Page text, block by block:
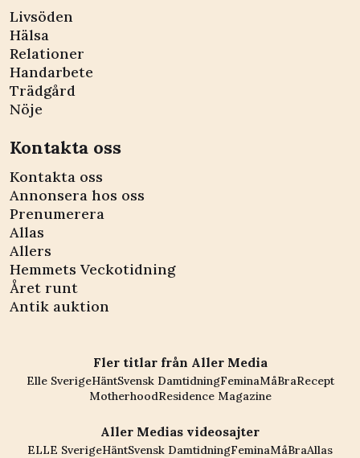
Livsöden
Hälsa
Relationer
Handarbete
Trädgård
Nöje
Kontakta oss
Kontakta oss
Annonsera hos oss
Prenumerera
Allas
Allers
Hemmets Veckotidning
Året runt
Antik auktion
Fler titlar från Aller Media
Elle SverigeHäntSvensk DamtidningFeminaMåBraRecept
MotherhoodResidence Magazine
Aller Medias videosajter
ELLE SverigeHäntSvensk DamtidningFeminaMåBraAllas